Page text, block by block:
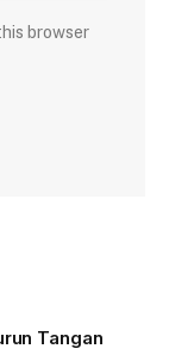
browser
Tangan